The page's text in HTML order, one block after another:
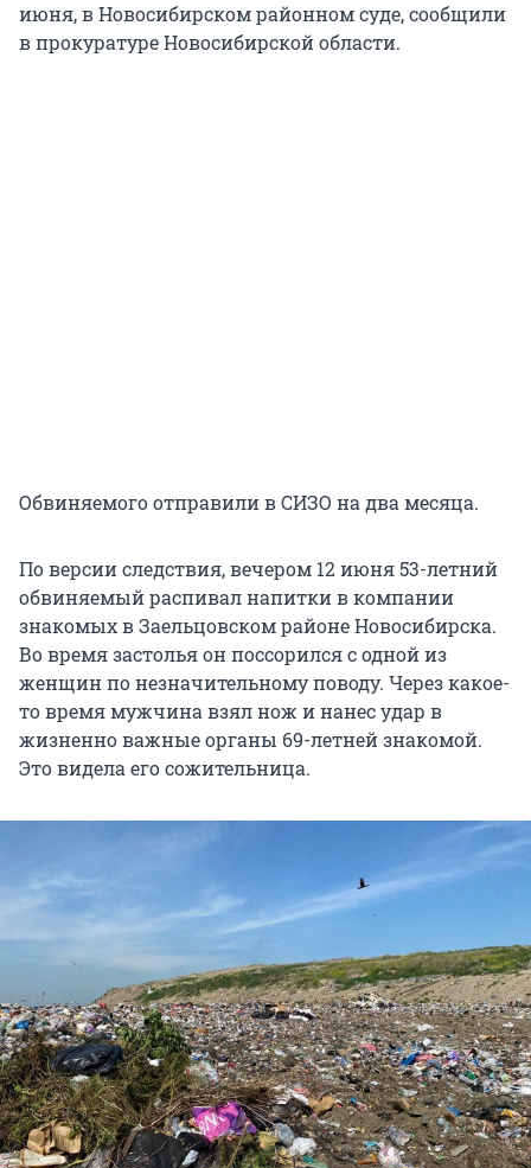
июня, в Новосибирском районном суде, сообщили
в прокуратуре Новосибирской области.
Обвиняемого отправили в СИЗО на два месяца.
По версии следствия, вечером 12 июня 53-летний
обвиняемый распивал напитки в компании
знакомых в Заельцовском районе Новосибирска.
Во время застолья он поссорился с одной из
женщин по незначительному поводу. Через какое-
то время мужчина взял нож и нанес удар в
жизненно важные органы 69-летней знакомой.
Это видела его сожительница.